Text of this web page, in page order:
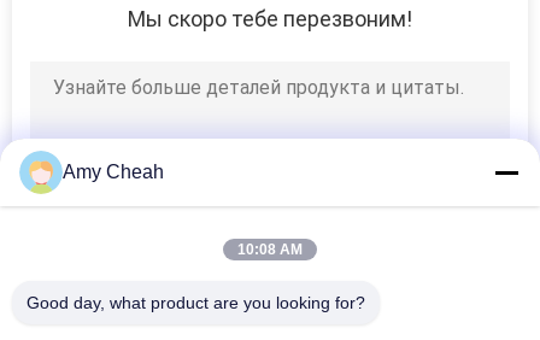
Мы скоро тебе перезвоним!
Amy Cheah
10:08 AM
Good day, what product are you looking for?